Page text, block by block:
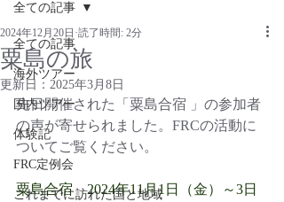
全ての記事
海外ツアー
国内ツアー
体験記
FRC定例会
これまでに訪れた国と地域
全ての記事
粟島の旅
2024年12月20日 読了時間: 2分
更新日： 2025年3月8日
先日開催された「粟島合宿 」の参加者
の声が寄せられました。FRCの活動に
ついてご覧ください。
粟島合宿　2024年11月1日（金）～3日